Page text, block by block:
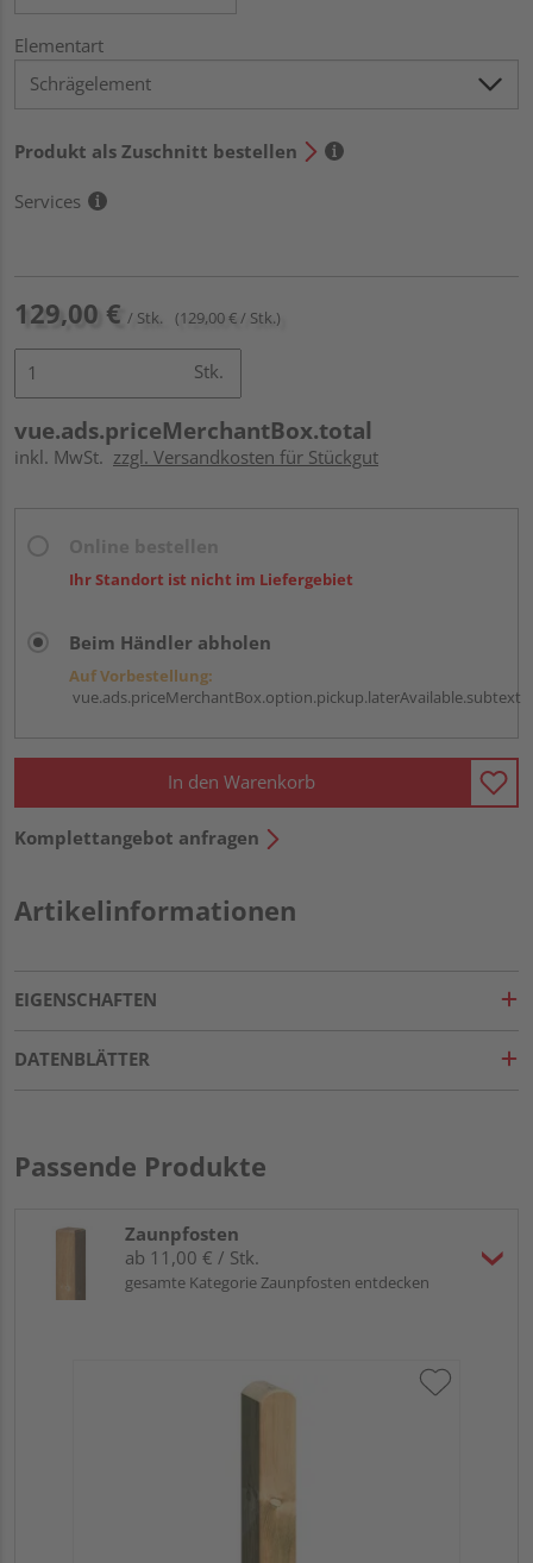
Elementart
Produkt als Zuschnitt bestellen
Services
129,00 € / Stk. (129,00 € / Stk.)
Stk.
vue.ads.priceMerchantBox.total
inkl. MwSt. zzgl. Versandkosten für Stückgut
Ihr Standort ist nicht im Liefergebiet
Beim Händler abholen
Auf Vorbestellung:
vue.ads.priceMerchantBox.option.pickup.laterAvailable.subtext
In den Warenkorb
Komplettangebot anfragen
Artikelinformationen
EIGENSCHAFTEN
DATENBLÄTTER
Passende Produkte
Zaunpfosten
ab 11,00 € / Stk.
gesamte Kategorie Zaunpfosten entdecken